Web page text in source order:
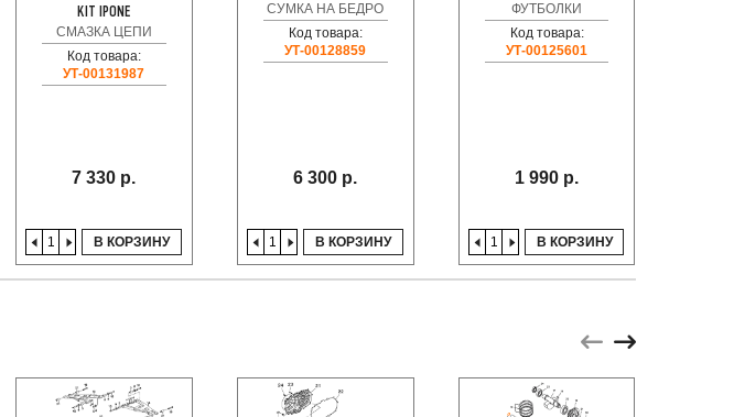
KIT IPONE
СМАЗКА ЦЕПИ
Код товара:
УТ-00131987
7 330 р.
В КОРЗИНУ
СУМКА НА БЕДРО
Код товара:
УТ-00128859
6 300 р.
В КОРЗИНУ
ФУТБОЛКИ
Код товара:
УТ-00125601
1 990 р.
В КОРЗИНУ